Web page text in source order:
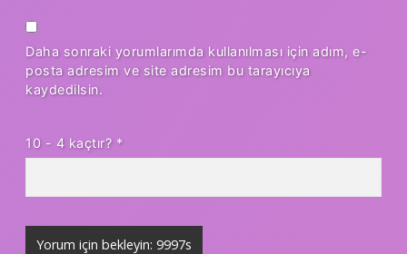
Daha sonraki yorumlarımda kullanılması için adım, e-
posta adresim ve site adresim bu tarayıcıya
kaydedilsin.
10 - 4 kaçtır? *